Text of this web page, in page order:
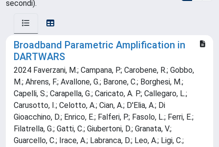
secondi).
Broadband Parametric Amplification in
DARTWARS
2024 Faverzani, M.; Campana, P.; Carobene, R.; Gobbo,
M.; Ahrens, F.; Avallone, G.; Barone, C.; Borghesi, M.;
Capelli, S.; Carapella, G.; Caricato, A. P.; Callegaro, L.;
Carusotto, I.; Celotto, A.; Cian, A.; D'Elia, A.; Di
Gioacchino, D.; Enrico, E.; Falferi, P.; Fasolo, L.; Ferri, E.;
Filatrella, G.; Gatti, C.; Giubertoni, D.; Granata, V.;
Guarcello, C.; Irace, A.; Labranca, D.; Leo, A.; Ligi, C.;